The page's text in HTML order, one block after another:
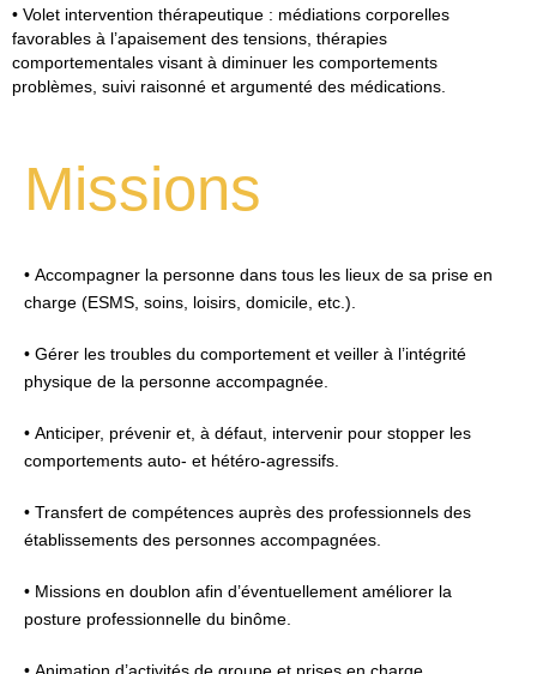
• Volet intervention thérapeutique : médiations corporelles
favorables à l’apaisement des tensions, thérapies
comportementales visant à diminuer les comportements
problèmes, suivi raisonné et argumenté des médications.
Missions
• Accompagner la personne dans tous les lieux de sa prise en
charge (ESMS, soins, loisirs, domicile, etc.).
• Gérer les troubles du comportement et veiller à l’intégrité
physique de la personne accompagnée.
• Anticiper, prévenir et, à défaut, intervenir pour stopper les
comportements auto- et hétéro-agressifs.
• Transfert de compétences auprès des professionnels des
établissements des personnes accompagnées.
• Missions en doublon afin d’éventuellement améliorer la
posture professionnelle du binôme.